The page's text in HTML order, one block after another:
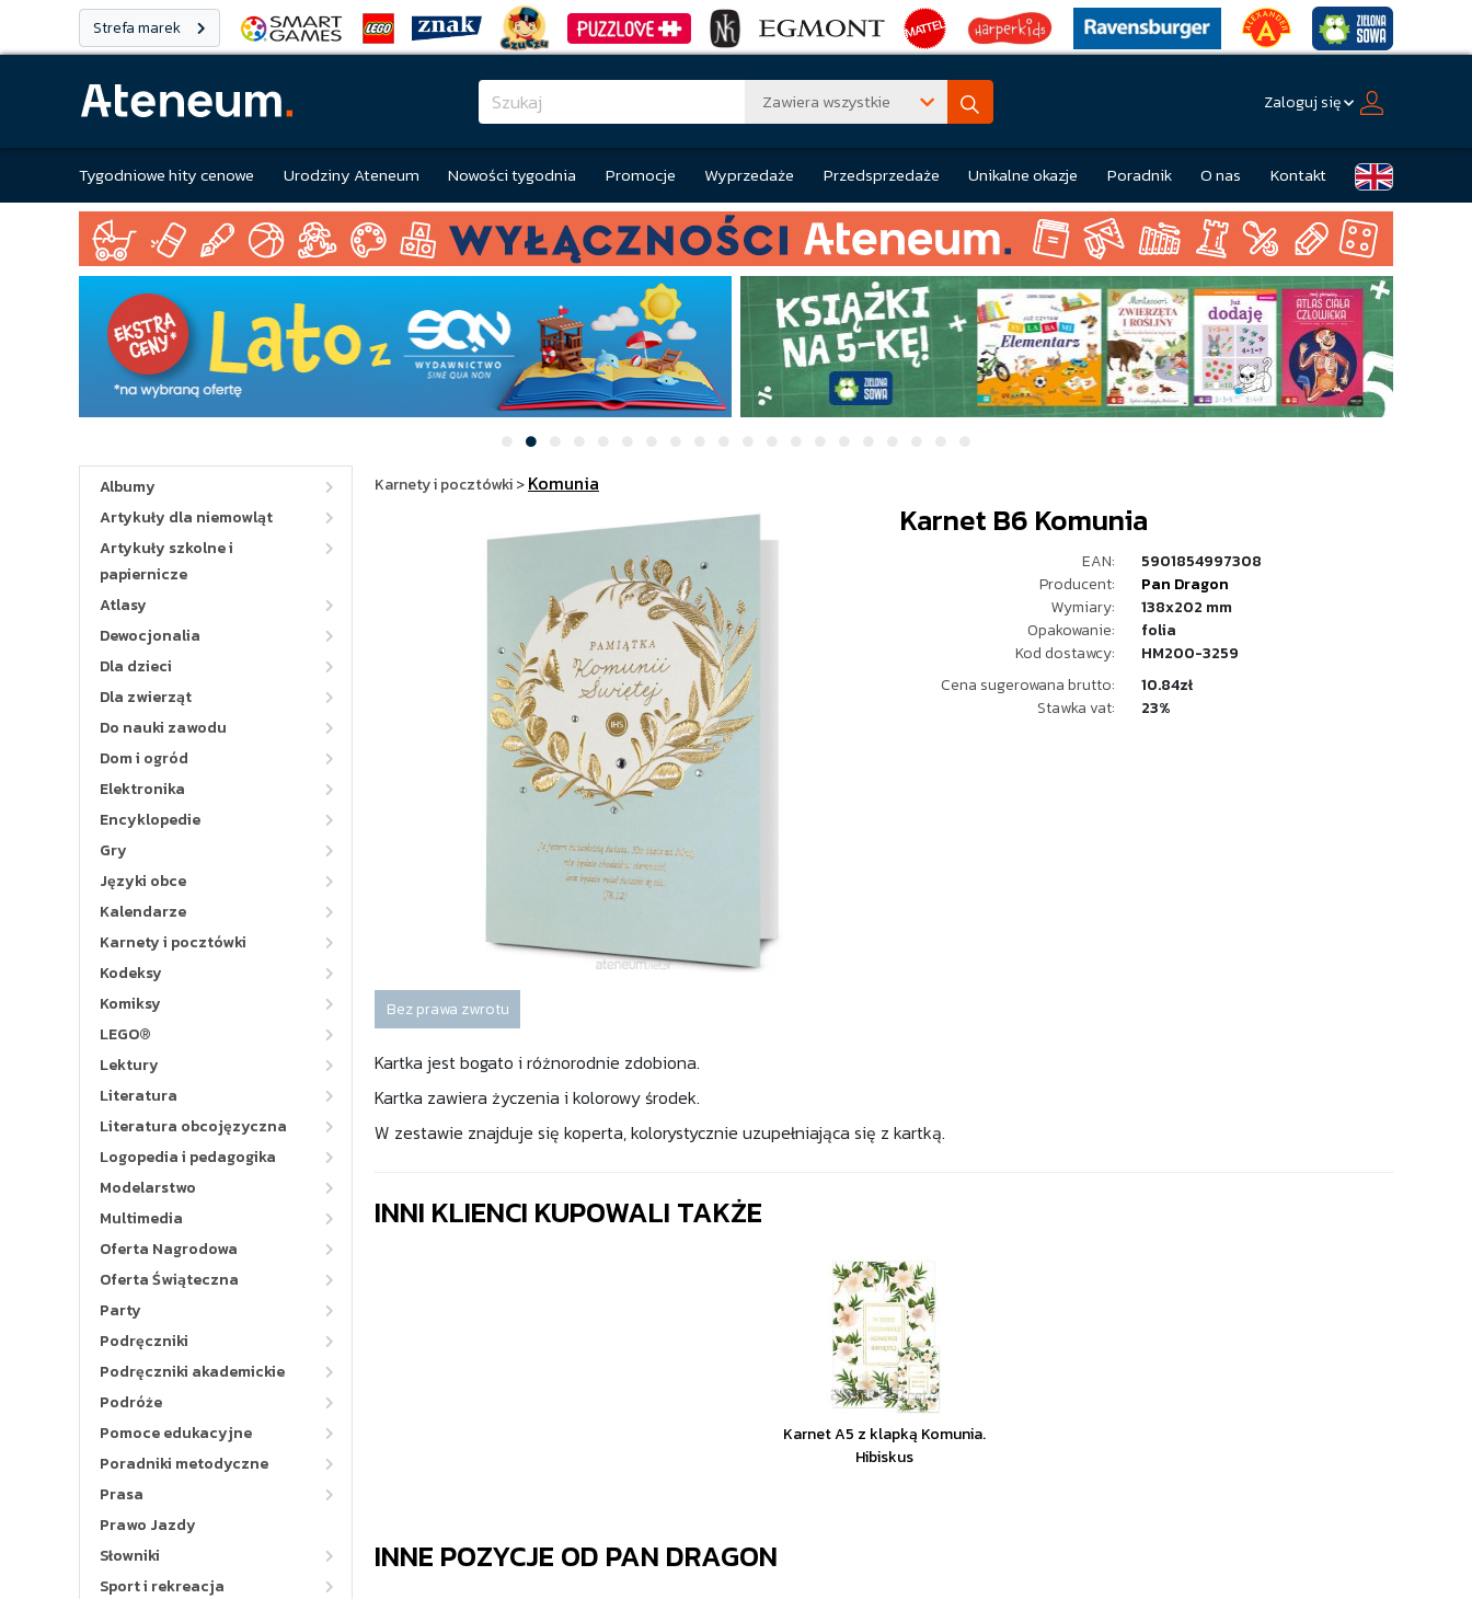
Strefa marek
Zawiera wszystkie Zaloguj się
Tygodniowe hity cenowe Urodziny Ateneum Nowości tygodnia Promocje Wyprzedaże Przedsprzedaże Unikalne okazje Poradnik O nas Kontakt
Albumy
Artykuły dla niemowląt
Artykuły szkolne i
papiernicze
Atlasy
Dewocjonalia
Dla dzieci
Dla zwierząt
Do nauki zawodu
Dom i ogród
Elektronika
Encyklopedie
Gry
Języki obce
Kalendarze
Karnety i pocztówki
Kodeksy
Komiksy
LEGO®
Lektury
Literatura
Literatura obcojęzyczna
Logopedia i pedagogika
Modelarstwo
Multimedia
Oferta Nagrodowa
Oferta Świąteczna
Party
Podręczniki
Podręczniki akademickie
Podróże
Pomoce edukacyjne
Poradniki metodyczne
Prasa
Prawo Jazdy
Słowniki
Sport i rekreacja
Karnety i pocztówki>Komunia
Karnet B6 Komunia
EAN:
5901854997308
Producent:
Pan Dragon
Wymiary:
138x202 mm
Opakowanie:
folia
Kod dostawcy:
HM200-3259
Cena sugerowana brutto:
10.84zł
Stawka vat:
23%
Bez prawa zwrotu
Kartka jest bogato i różnorodnie zdobiona.
Kartka zawiera życzenia i kolorowy środek.
W zestawie znajduje się koperta, kolorystycznie uzupełniająca się z kartką.
INNI KLIENCI KUPOWALI TAKŻE
Karnet A5 z klapką Komunia.
Hibiskus
INNE POZYCJE OD PAN DRAGON